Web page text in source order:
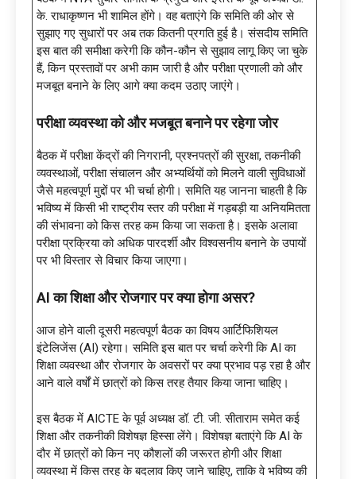
के. राधाकृष्णन भी शामिल होंगे। वह बताएंगे कि समिति की ओर से
सुझाए गए सुधारों पर अब तक कितनी प्रगति हुई है। संसदीय समिति
इस बात की समीक्षा करेगी कि कौन-कौन से सुझाव लागू किए जा चुके
हैं, किन प्रस्तावों पर अभी काम जारी है और परीक्षा प्रणाली को और
मजबूत बनाने के लिए आगे क्या कदम उठाए जाएंगे।
परीक्षा व्यवस्था को और मजबूत बनाने पर रहेगा जोर
बैठक में परीक्षा केंद्रों की निगरानी, प्रश्नपत्रों की सुरक्षा, तकनीकी
व्यवस्थाओं, परीक्षा संचालन और अभ्यर्थियों को मिलने वाली सुविधाओं
जैसे महत्वपूर्ण मुद्दों पर भी चर्चा होगी। समिति यह जानना चाहती है कि
भविष्य में किसी भी राष्ट्रीय स्तर की परीक्षा में गड़बड़ी या अनियमितता
की संभावना को किस तरह कम किया जा सकता है। इसके अलावा
परीक्षा प्रक्रिया को अधिक पारदर्शी और विश्वसनीय बनाने के उपायों
पर भी विस्तार से विचार किया जाएगा।
AI का शिक्षा और रोजगार पर क्या होगा असर?
आज होने वाली दूसरी महत्वपूर्ण बैठक का विषय आर्टिफिशियल
इंटेलिजेंस (AI) रहेगा। समिति इस बात पर चर्चा करेगी कि AI का
शिक्षा व्यवस्था और रोजगार के अवसरों पर क्या प्रभाव पड़ रहा है और
आने वाले वर्षों में छात्रों को किस तरह तैयार किया जाना चाहिए।
इस बैठक में AICTE के पूर्व अध्यक्ष डॉ. टी. जी. सीताराम समेत कई
शिक्षा और तकनीकी विशेषज्ञ हिस्सा लेंगे। विशेषज्ञ बताएंगे कि AI के
दौर में छात्रों को किन नए कौशलों की जरूरत होगी और शिक्षा
व्यवस्था में किस तरह के बदलाव किए जाने चाहिए, ताकि वे भविष्य की